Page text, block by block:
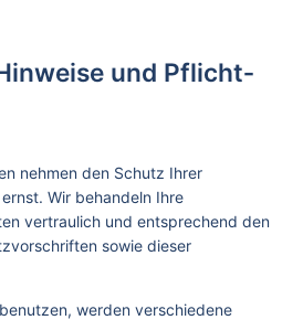
und Pflicht­
nehmen den Schutz Ihrer
Wir behandeln Ihre
vertraulich und entsprechend den
sowie dieser
werden verschiedene